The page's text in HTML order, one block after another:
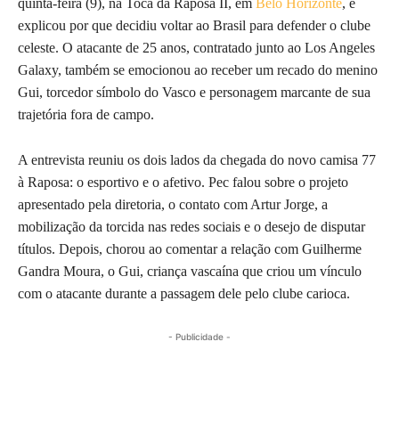
quinta-feira (9), na Toca da Raposa II, em Belo Horizonte, e
explicou por que decidiu voltar ao Brasil para defender o clube
celeste. O atacante de 25 anos, contratado junto ao Los Angeles
Galaxy, também se emocionou ao receber um recado do menino
Gui, torcedor símbolo do Vasco e personagem marcante de sua
trajetória fora de campo.
A entrevista reuniu os dois lados da chegada do novo camisa 77
à Raposa: o esportivo e o afetivo. Pec falou sobre o projeto
apresentado pela diretoria, o contato com Artur Jorge, a
mobilização da torcida nas redes sociais e o desejo de disputar
títulos. Depois, chorou ao comentar a relação com Guilherme
Gandra Moura, o Gui, criança vascaína que criou um vínculo
com o atacante durante a passagem dele pelo clube carioca.
- Publicidade -